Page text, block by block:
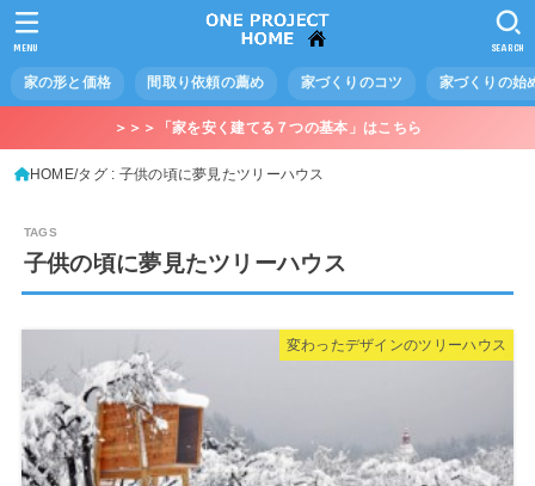
家の形と価格 間取り依頼の薦め 家づくりのコツ 家づくりの始
SEARCH
MENU
＞＞＞「家を安く建てる７つの基本」はこちら
HOME タグ : 子供の頃に夢見たツリーハウス
子供の頃に夢見たツリーハウス
変わったデザインのツリーハウス